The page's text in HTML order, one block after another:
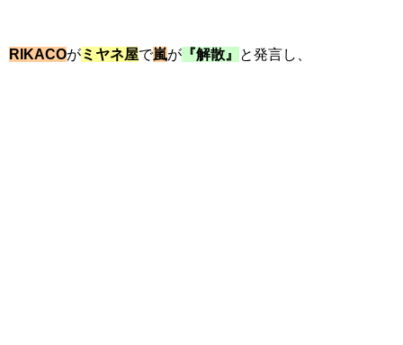
RIKACOがミヤネ屋で嵐が 『解散』 と発言し、